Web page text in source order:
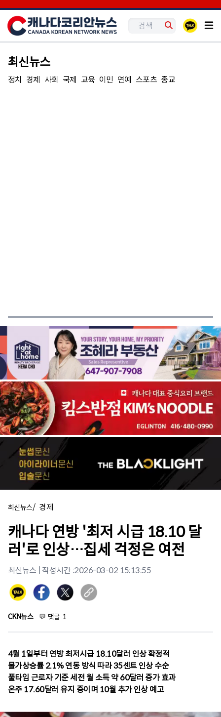
최신뉴스
정치 경제 사회 국제 교육 이민 연예 스포츠 종교
최신뉴스/ 경제
캐나다 연방 '최저 시급 18.10 달
러'로 인상…집세 걱정은 여전
최신뉴스 | 작성시간 :2026-03-02 15:13:55
CKN뉴스 💬 댓글 1
4월 1일부터 연방 최저시급 18.10달러 인상 확정적
물가상승률 2.1% 연동 방식 따라 35센트 인상 수순
풀타임 근로자 기준 세전 월 소득 약 60달러 증가 효과
온주 17.60달러 유지 중이며 10월 추가 인상 예고